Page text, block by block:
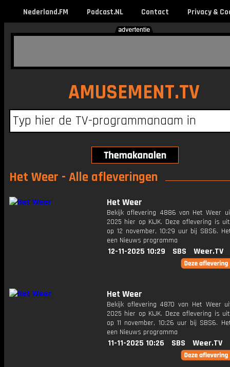
Nederland.FM Podcast.NL Contact Privacy &
AMUSEMENT.TV
Het Weer - Alle afleveringen
Het Weer
Bekijk aflevering 4886 van Het Weer
2025 hier op KIJK. Deze aflevering is
op 12 november, 10:29 uur bij SBS6.
een Nieuws programma
12-11-2025 10:29 SBS Weer.TV
Het Weer
Bekijk aflevering 4870 van Het Weer
2025 hier op KIJK. Deze aflevering is
op 11 november, 10:26 uur bij SBS6.
een Nieuws programma
11-11-2025 10:26 SBS Weer.TV